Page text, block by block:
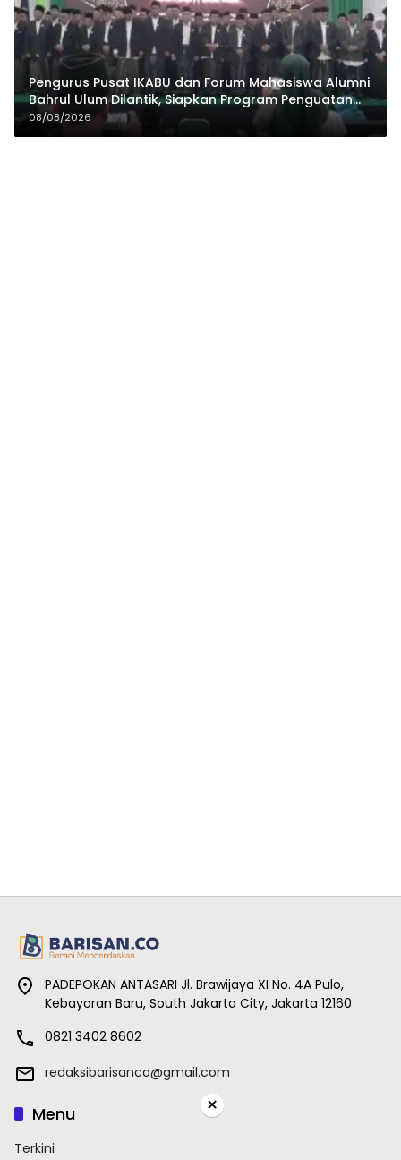
Pengurus Pusat IKABU dan Forum Mahasiswa Alumni
Bahrul Ulum Dilantik, Siapkan Program Penguatan
Organisasi dan Ekonomi
08/08/2026
PADEPOKAN ANTASARI Jl. Brawijaya XI No. 4A Pulo,
Kebayoran Baru, South Jakarta City, Jakarta 12160
0821 3402 8602
redaksibarisanco@gmail.com
Menu
Terkini
×